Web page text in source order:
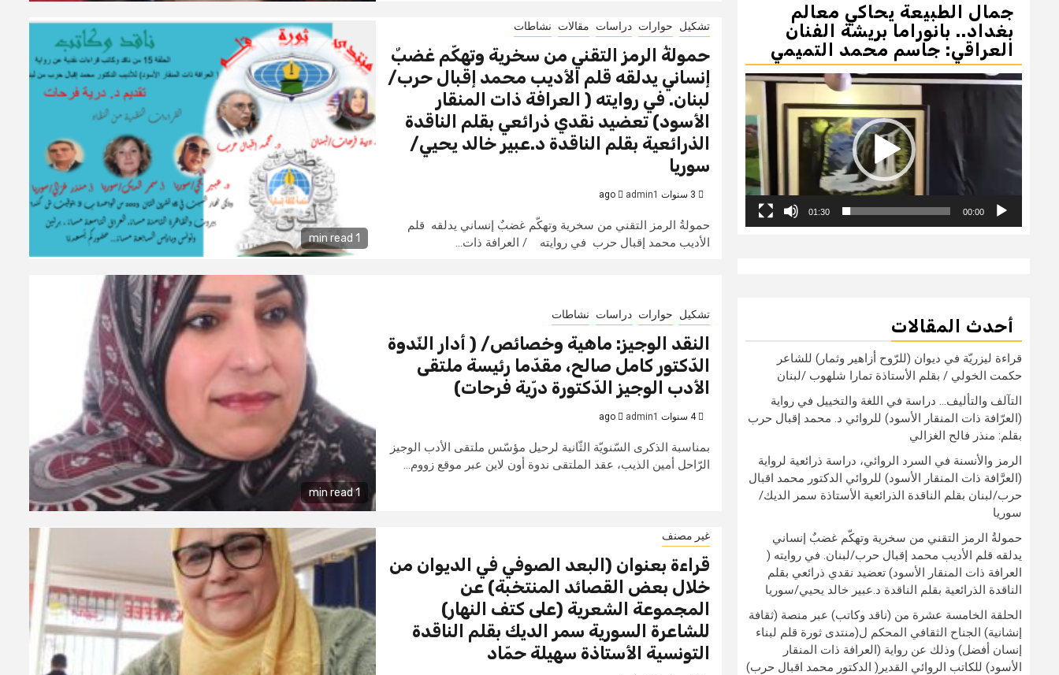
1 min read
تشكيل حوارات دراسات مقالات نشاطات
حمولةُ الرمز التقني من سخرية وتهكّم غضبٌ
إنساني يدلقه قلم الأديب محمد إقبال حرب/
لبنان. في روايته ( العرافة ذات المنقار
الأسود) تعضيد نقدي ذرائعي بقلم الناقدة
الذرائعية بقلم الناقدة د.عبير خالد يحيي/
سوريا
admin1
حمولةُ الرمز التقني من سخرية وتهكّم غضبٌ إنساني يدلقه قلم
الأديب محمد إقبال حرب في روايته / العرافة ذات...
1 min read
تشكيل حوارات دراسات نشاطات
النقد الوجيز: ماهية وخصائص/ ( أدار النّدوة
الدّكتور كامل صالح، مقدّما رئيسة ملتقى
الأدب الوجيز الدّكتورة درّية فرحات)
4 سنوات ago admin1
بمناسبة الذكرى السّنويّة الثّانية لرحيل مؤسّس ملتقى الأدب الوجيز
الرّاحل أمين الذيب، عقد الملتقى ندوة أون لاين عبر موقع زووم...
غير مصنف
قراءة بعنوان (البعد الصوفي في الديوان من
خلال بعض القصائد المنتخبة) عن
المجموعة الشعرية (على كتف النهار)
للشاعرة السورية سمر الديك بقلم الناقدة
التونسية الأستاذة سهيلة حمّاد
جمال الطبيعة يحاكي معالم
بغداد.. بانوراما بريشة الفنان
العراقي: جاسم محمد التميمي
مشغل
00:00
01:30
أحدث المقالات
قراءة ليزريّة في ديوان (للرّوح أزاهير وثمار) للشاعر
حكمت الخولي / بقلم الأستاذة تمارا شلهوب /لبنان
التآلف والتأليف… دراسة في اللغة والتخييل في رواية
(العرّافة ذات المنقار الأسود) للروائي د. محمد إقبال حرب
بقلم: منذر فالح الغزالي
الرمز والأنسنة في السرد الروائي، دراسة ذرائعية لرواية
(العرَّافة ذات المنقار الأسود) للروائي الدكتور محمد اقبال
حرب/لبنان بقلم الناقدة الذرائعية الأستاذة سمر الديك/
سوريا
حمولةُ الرمز التقني من سخرية وتهكّم غضبٌ إنساني
يدلقه قلم الأديب محمد إقبال حرب/لبنان. في روايته (
العرافة ذات المنقار الأسود) تعضيد نقدي ذرائعي بقلم
الناقدة الذرائعية بقلم الناقدة د.عبير خالد يحيي/سوريا
الحلقة الخامسة عشرة من (ناقد وكاتب) عبر منصة (ثقافة
إنشانية) الجناح الثقافي المحكم ل(منتدى ثورة قلم لبناء
إنسان أفضل) وذلك عن رواية (العرافة ذات المنقار
الأسود) للكاتب الروائي القدير( الدكتور محمد اقبال حرب)